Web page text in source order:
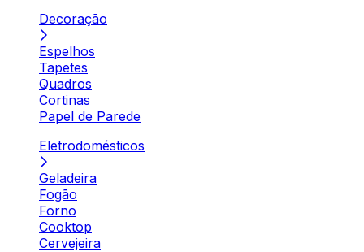
Decoração
Espelhos
Tapetes
Quadros
Cortinas
Papel de Parede
Eletrodomésticos
Geladeira
Fogão
Forno
Cooktop
Cervejeira